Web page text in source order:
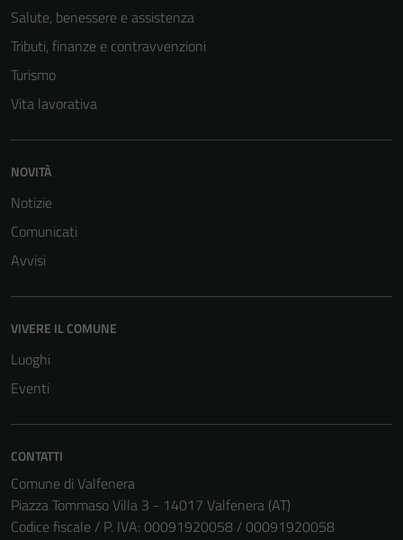
Salute, benessere e assistenza
Tributi, finanze e contravvenzioni
Turismo
Vita lavorativa
NOVITÀ
Notizie
Comunicati
Avvisi
VIVERE IL COMUNE
Luoghi
Eventi
CONTATTI
Comune di Valfenera
Piazza Tommaso Villa 3 - 14017 Valfenera (AT)
Codice fiscale / P. IVA: 00091920058 / 00091920058
per il
Questi cookie
personali.